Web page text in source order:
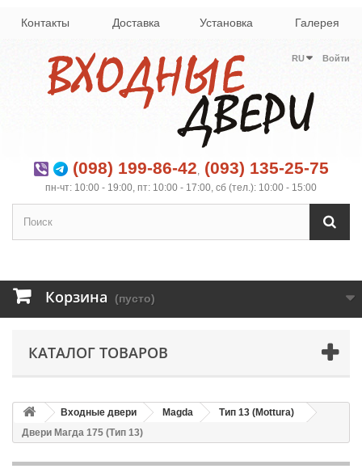
Контакты Доставка Установка Галерея
Войти
RU
(098) 199-86-42, (093) 135-25-75
пн-чт: 10:00 - 19:00, пт: 10:00 - 17:00, сб (тел.): 10:00 - 15:00
Корзина (пусто)
КАТАЛОГ ТОВАРОВ
Входные двери Magda
Тип 13 (Mottura)
Двери Магда 175 (Тип 13)